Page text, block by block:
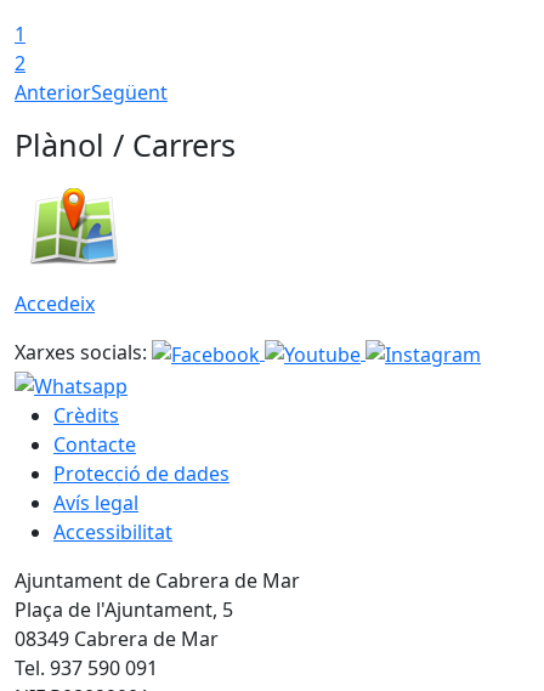
1
2
AnteriorSegüent
Plànol / Carrers
Accedeix
Xarxes socials:
Crèdits
Contacte
Protecció de dades
Avís legal
Accessibilitat
Ajuntament de Cabrera de Mar
Plaça de l'Ajuntament, 5
08349 Cabrera de Mar
Tel. 937 590 091